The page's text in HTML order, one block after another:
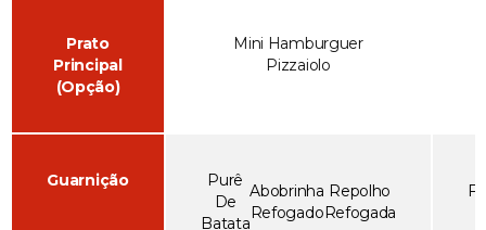
Prato
Principal
(Opção)
Mini Hamburguer
Pizzaiolo
Guarnição
Purê
De
Batata
Abobrinha
Refogado
Repolho
Refogada